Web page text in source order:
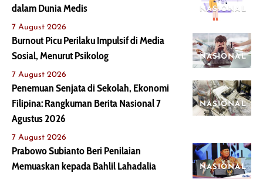
NASIONAL
dalam Dunia Medis
7 August 2026
NASIONAL
Burnout Picu Perilaku Impulsif di Media
Sosial, Menurut Psikolog
7 August 2026
NASIONAL
Penemuan Senjata di Sekolah, Ekonomi
Filipina: Rangkuman Berita Nasional 7
Agustus 2026
7 August 2026
NASIONAL
Prabowo Subianto Beri Penilaian
Memuaskan kepada Bahlil Lahadalia